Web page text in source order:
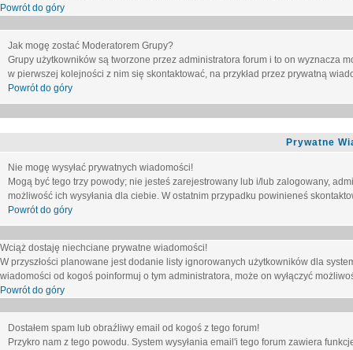
Powrót do góry
Jak mogę zostać Moderatorem Grupy?
Grupy użytkowników są tworzone przez administratora forum i to on wyznacza
w pierwszej kolejności z nim się skontaktować, na przykład przez prywatną
Powrót do góry
Prywatne
Nie mogę wysyłać prywatnych wiadomości!
Mogą być tego trzy powody; nie jesteś zarejestrowany lub i/lub zalogowany,
możliwość ich wysyłania dla ciebie. W ostatnim przypadku powinieneś
Powrót do góry
Wciąż dostaję niechciane prywatne wiadomości!
W przyszłości planowane jest dodanie listy ignorowanych użytkowników dla
wiadomości od kogoś poinformuj o tym administratora, może on wyłączyć
Powrót do góry
Dostałem spam lub obraźliwy email od kogoś z tego forum!
Przykro nam z tego powodu. System wysyłania email'i tego forum zawiera